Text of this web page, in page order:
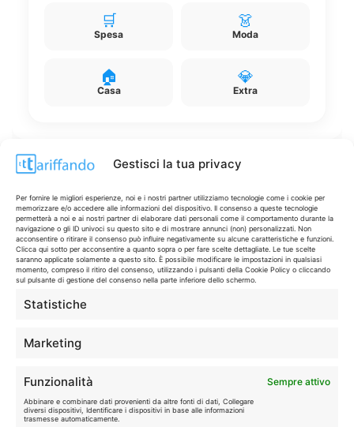
Gestisci la tua privacy
Per fornire le migliori esperienze, noi e i nostri partner utilizziamo tecnologie come i cookie per
memorizzare e/o accedere alle informazioni del dispositivo. Il consenso a queste tecnologie
permetterà a noi e ai nostri partner di elaborare dati personali come il comportamento durante la
navigazione o gli ID univoci su questo sito e di mostrare annunci (non) personalizzati. Non
acconsentire o ritirare il consenso può influire negativamente su alcune caratteristiche e funzioni.
Clicca qui sotto per acconsentire a quanto sopra o per fare scelte dettagliate. Le tue scelte
saranno applicate solamente a questo sito. È possibile modificare le impostazioni in qualsiasi
momento, compreso il ritiro del consenso, utilizzando i pulsanti della Cookie Policy o cliccando
sul pulsante di gestione del consenso nella parte inferiore dello schermo.
Statistiche
Marketing
Funzionalità Sempre attivo
Abbinare e combinare dati provenienti da altre fonti di dati, Collegare
diversi dispositivi, Identificare i dispositivi in base alle informazioni
trasmesse automaticamente.
🛒
Spesa
👗
Moda
🏠
Casa
💎
Extra
Disclaimer
I marchi citati appartengono ai rispettivi proprietari. Le offerte
segnalate possono subire variazioni: verifica sempre le condizioni
sui siti ufficiali.
guadagno dagli acquisti idonei.
Note Legali|Cookie Policy